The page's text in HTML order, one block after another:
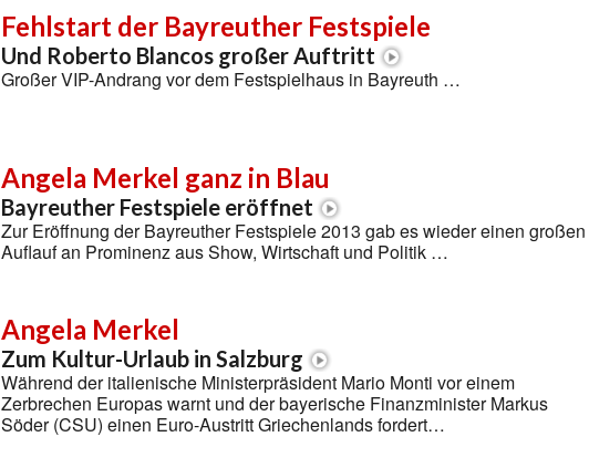
Fehlstart der Bayreuther Festspiele
Und Roberto Blancos großer Auftritt
Großer VIP-Andrang vor dem Festspielhaus in Bayreuth …
Angela Merkel ganz in Blau
Bayreuther Festspiele eröffnet
Zur Eröffnung der Bayreuther Festspiele 2013 gab es wieder einen großen
Auflauf an Prominenz aus Show, Wirtschaft und Politik …
Angela Merkel
Zum Kultur-Urlaub in Salzburg
Während der italienische Ministerpräsident Mario Monti vor einem
Zerbrechen Europas warnt und der bayerische Finanzminister Markus
Söder (CSU) einen Euro-Austritt Griechenlands fordert…